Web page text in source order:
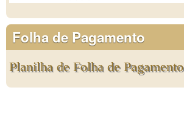
Folha de Pagamento
Planilha de Folha de Pagamento